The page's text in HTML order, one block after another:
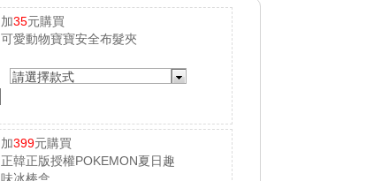
加35元購買
可愛動物寶寶安全布髮夾
請選擇款式
加399元購買
正韓正版授權POKEMON夏日趣